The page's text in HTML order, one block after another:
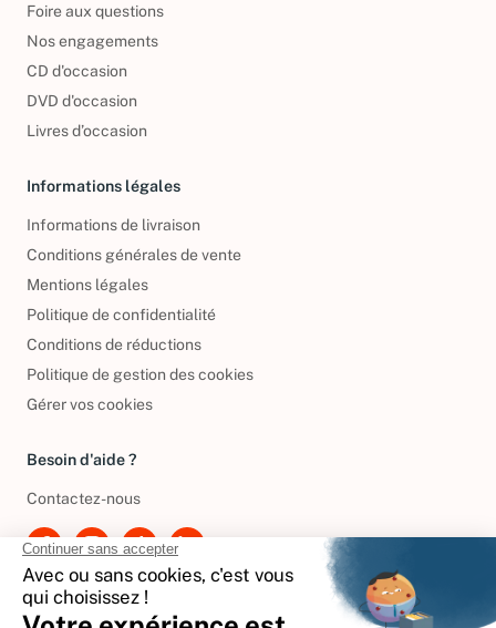
Foire aux questions
Nos engagements
CD d'occasion
DVD d'occasion
Livres d’occasion
Informations légales
Informations de livraison
Conditions générales de vente
Mentions légales
Politique de confidentialité
Conditions de réductions
Politique de gestion des cookies
Gérer vos cookies
Besoin d'aide ?
Contactez-nous
International